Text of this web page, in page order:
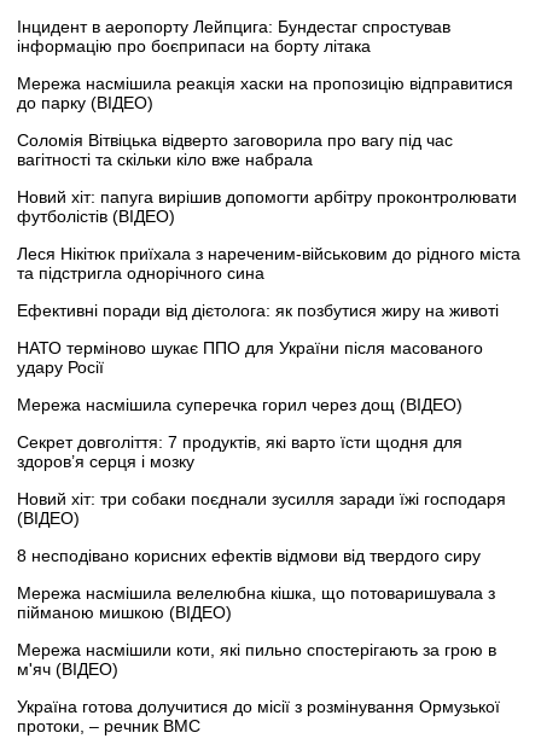
Інцидент в аеропорту Лейпцига: Бундестаг спростував
інформацію про боєприпаси на борту літака
Мережа насмішила реакція хаски на пропозицію відправитися
до парку (ВІДЕО)
Соломія Вітвіцька відверто заговорила про вагу під час
вагітності та скільки кіло вже набрала
Новий хіт: папуга вирішив допомогти арбітру проконтролювати
футболістів (ВІДЕО)
Леся Нікітюк приїхала з нареченим-військовим до рідного міста
та підстригла однорічного сина
Ефективні поради від дієтолога: як позбутися жиру на животі
НАТО терміново шукає ППО для України після масованого
удару Росії
Мережа насмішила суперечка горил через дощ (ВІДЕО)
Секрет довголіття: 7 продуктів, які варто їсти щодня для
здоров’я серця і мозку
Новий хіт: три собаки поєднали зусилля заради їжі господаря
(ВІДЕО)
8 несподівано корисних ефектів відмови від твердого сиру
Мережа насмішила велелюбна кішка, що потоваришувала з
пійманою мишкою (ВІДЕО)
Мережа насмішили коти, які пильно спостерігають за грою в
м'яч (ВІДЕО)
Україна готова долучитися до місії з розмінування Ормузької
протоки, – речник ВМС